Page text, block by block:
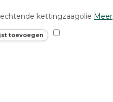
kettingzaagolie Meer
toevoegen